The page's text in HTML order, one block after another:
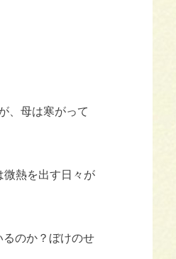
、母は寒がって
微熱を出す日々が
のか？ぼけのせ